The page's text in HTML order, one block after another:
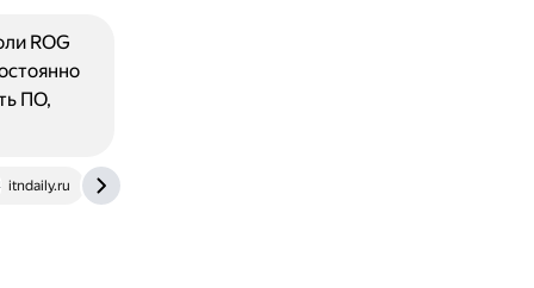
itndaily.ru
ROG
ПО,